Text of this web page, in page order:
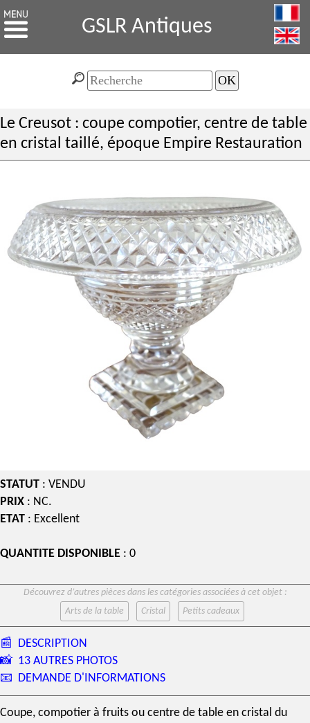
GSLR Antiques
Le Creusot : coupe compotier, centre de table
en cristal taillé, époque Empire Restauration
STATUT : VENDU
PRIX : NC.
ETAT : Excellent
QUANTITE DISPONIBLE : 0
Découvrez d’autres pièces dans les catégories associées à cet objet :
Arts de la table
Cristal Petits cadeaux
📰 DESCRIPTION
📸 13 AUTRES PHOTOS
📧 DEMANDE D'INFORMATIONS
Coupe, compotier à fruits ou centre de table en cristal du